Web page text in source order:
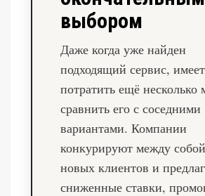
выбором
Даже когда уже найден
подходящий сервис,
потратить ещё несколько
сравнить его с соседними
вариантами. Компании
конкурируют между
новых клиентов и
сниженные ставки,